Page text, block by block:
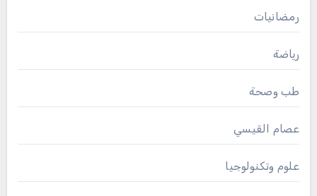
رمضانيات
رياضة
طب وصحة
عصام القيسي
علوم وتكنولوجيا